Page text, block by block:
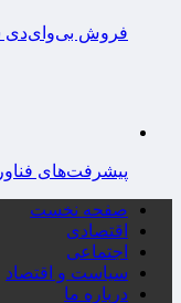
فروش بی‌وای‌دی
پیشرفت‌های
صفحه نخست
اقتصادی
اجتماعی
سیاست و اقتصاد
درباره ما